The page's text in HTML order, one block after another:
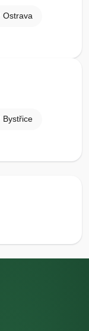
Ostrava
Bystřice